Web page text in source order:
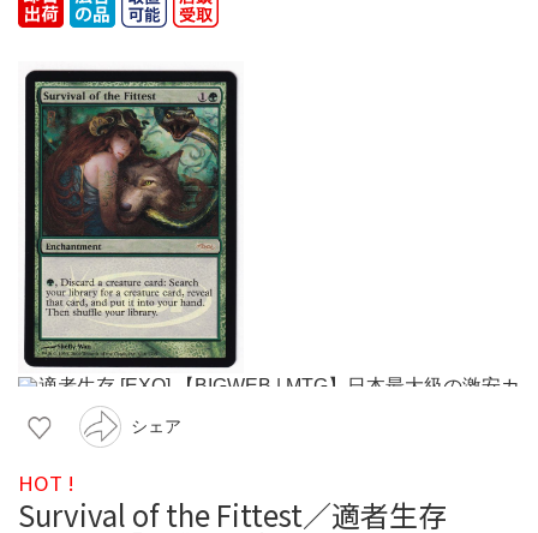
シェア
HOT !
Survival of the Fittest／適者生存